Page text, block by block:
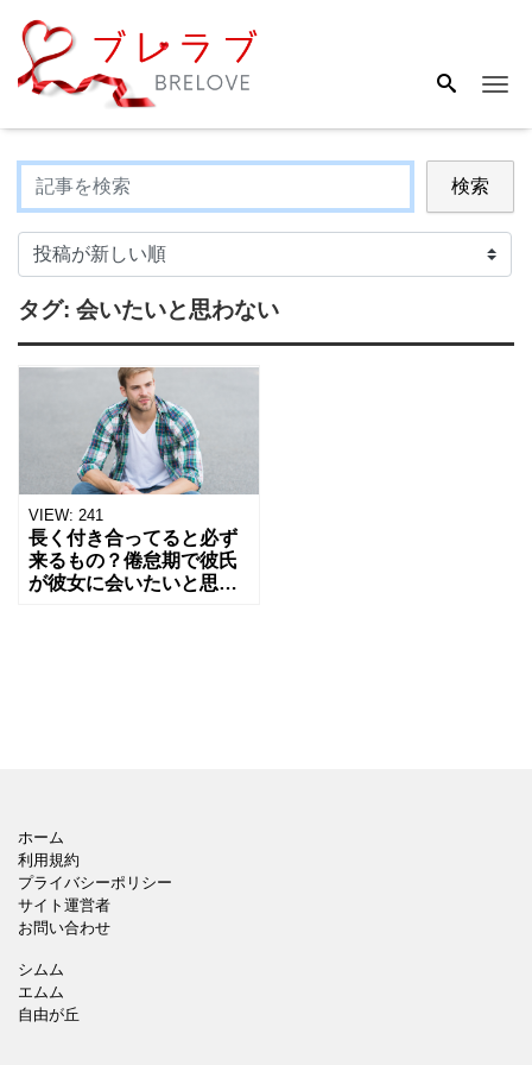
検索
タグ: 会いたいと思わない
VIEW: 241
長く付き合ってると必ず
来るもの？倦怠期で彼氏
が彼女に会いたいと思わ
ホーム
利用規約
プライバシーポリシー
サイト運営者
お問い合わせ
シムム
エムム
自由が丘